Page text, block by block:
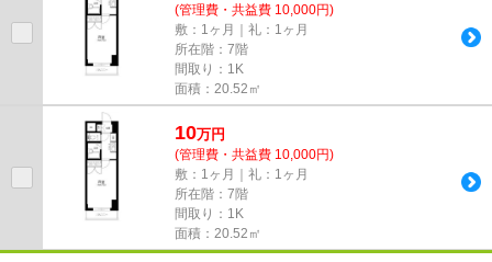
(管理費・共益費 10,000円)
敷：1ヶ月｜礼：1ヶ月
所在階：7階
間取り：1K
面積：20.52㎡
10万円
(管理費・共益費 10,000円)
敷：1ヶ月｜礼：1ヶ月
所在階：7階
間取り：1K
面積：20.52㎡